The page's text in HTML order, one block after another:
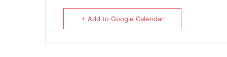
+ Add to Google Calendar